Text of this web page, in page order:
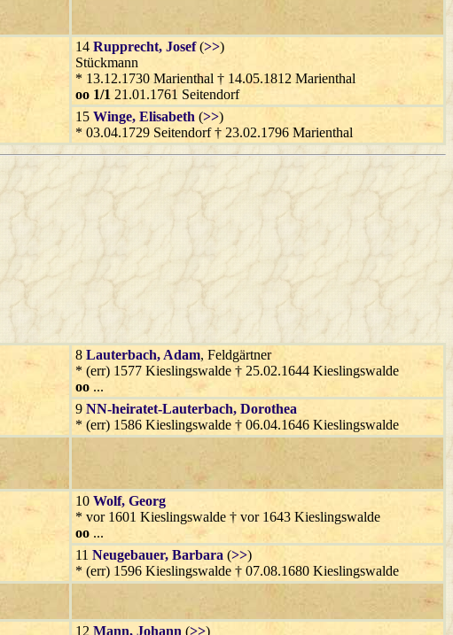
14 Rupprecht, Josef(>>)
Stückmann
* 13.12.1730 Marienthal † 14.05.1812 Marienthal
oo 1/1 21.01.1761 Seitendorf
15 Winge, Elisabeth (>>)
* 03.04.1729 Seitendorf † 23.02.1796 Marienthal
8 Lauterbach, Adam, Feldgärtner
* (err) 1577 Kieslingswalde † 25.02.1644 Kieslingswalde
oo ...
9 NN-heiratet-Lauterbach, Dorothea
* (err) 1586 Kieslingswalde † 06.04.1646 Kieslingswalde
10 Wolf, Georg
* vor 1601 Kieslingswalde † vor 1643 Kieslingswalde
oo ...
11 Neugebauer, Barbara (>>)
* (err) 1596 Kieslingswalde † 07.08.1680 Kieslingswalde
12 Mann, Johann (>>)